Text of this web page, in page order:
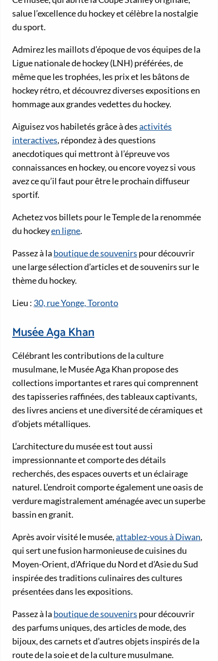
salue l’excellence du hockey et célèbre la nostalgie
du sport.
Admirez les maillots d’époque de vos équipes de la
Ligue nationale de hockey (LNH) préférées, de
même que les trophées, les prix et les bâtons de
hockey rétro, et découvrez diverses expositions en
hommage aux grandes vedettes du hockey.
Aiguisez vos habiletés grâce à desactivités
interactives, répondez à des questions
anecdotiques qui mettront à l’épreuve vos
connaissances en hockey, ou encore voyez si vous
avez ce qu’il faut pour être le prochain diffuseur
sportif.
Achetez vos billets pour le Temple de la renommée
du hockeyen ligne.
Passez à la boutique de souvenirs pour découvrir
une large sélection d’articles et de souvenirs sur le
thème du hockey.
Lieu : 30, rue Yonge, Toronto
Musée Aga Khan
Célébrant les contributions de la culture
musulmane, le Musée Aga Khan propose des
collections importantes et rares qui comprennent
des tapisseries raffinées, des tableaux captivants,
des livres anciens et une diversité de céramiques et
d’objets métalliques.
L’architecture du musée est tout aussi
impressionnante et comporte des détails
recherchés, des espaces ouverts et un éclairage
naturel. L’endroit comporte également une oasis de
verdure magistralement aménagée avec un superbe
bassin en granit.
Après avoir visité le musée,attablez-vous à Diwan,
qui sert une fusion harmonieuse de cuisines du
Moyen-Orient, d’Afrique du Nord et d’Asie du Sud
inspirée des traditions culinaires des cultures
présentées dans les expositions.
Passez à la boutique de souvenirs pour découvrir
des parfums uniques, des articles de mode, des
bijoux, des carnets et d’autres objets inspirés de la
route de la soie et de la culture musulmane.